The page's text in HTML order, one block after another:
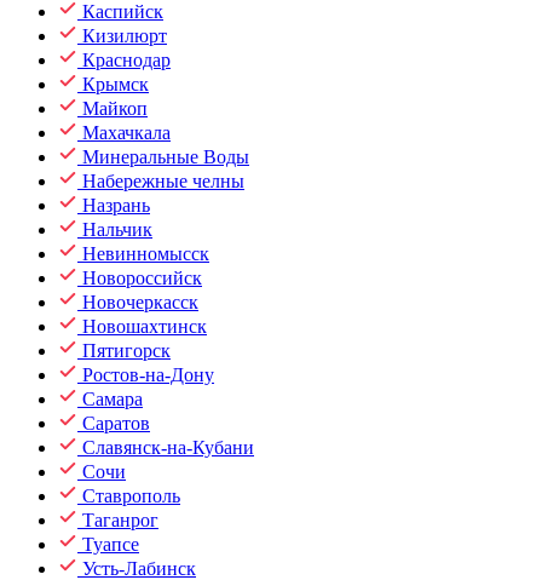
Каспийск
Кизилюрт
Краснодар
Крымск
Майкоп
Махачкала
Минеральные Воды
Набережные челны
Назрань
Нальчик
Невинномысск
Новороссийск
Новочеркасск
Новошахтинск
Пятигорск
Ростов-на-Дону
Самара
Саратов
Славянск-на-Кубани
Сочи
Ставрополь
Таганрог
Туапсе
Усть-Лабинск